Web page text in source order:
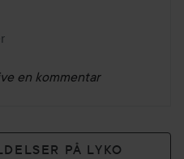
en kommentar
PÅ LYKO